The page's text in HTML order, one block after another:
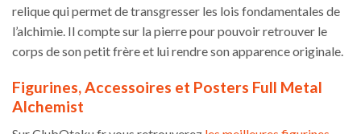
relique qui permet de transgresser les lois fondamentales de
l’alchimie. Il compte sur la pierre pour pouvoir retrouver le
corps de son petit frère et lui rendre son apparence originale.
Figurines, Accessoires et Posters Full Metal
Alchemist